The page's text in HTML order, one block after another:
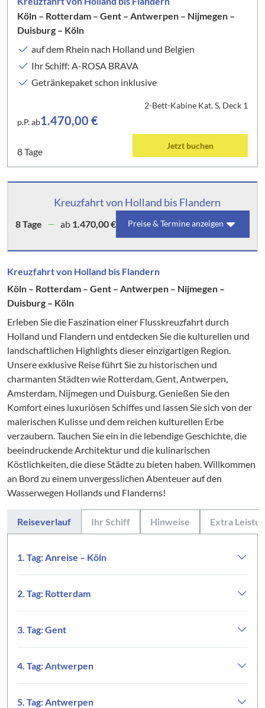
Köln – Rotterdam – Gent – Antwerpen – Nijmegen –
Duisburg – Köln
auf dem Rhein nach Holland und Belgien
Ihr Schiff: A-ROSA BRAVA
Getränkepaket schon inklusive
2-Bett-Kabine Kat. S, Deck 1
p.P. ab1.470,00 €
8 Tage
Jetzt buchen
Kreuzfahrt von Holland bis Flandern
8 Tage ab 1.470,00 € Preise & Termine anzeigen
Kreuzfahrt von Holland bis Flandern
Köln – Rotterdam – Gent – Antwerpen – Nijmegen –
Duisburg – Köln
Erleben Sie die Faszination einer Flusskreuzfahrt durch
Holland und Flandern und entdecken Sie die kulturellen und
landschaftlichen Highlights dieser einzigartigen Region.
Unsere exklusive Reise führt Sie zu historischen und
charmanten Städten wie Rotterdam, Gent, Antwerpen,
Amsterdam, Nijmegen und Duisburg. Genießen Sie den
Komfort eines luxuriösen Schiffes und lassen Sie sich von der
malerischen Kulisse und dem reichen kulturellen Erbe
verzaubern. Tauchen Sie ein in die lebendige Geschichte, die
beeindruckende Architektur und die kulinarischen
Köstlichkeiten, die diese Städte zu bieten haben. Willkommen
an Bord zu einem unvergesslichen Abenteuer auf den
Wasserwegen Hollands und Flanderns!
Reiseverlauf Ihr Schiff Hinweise Extra
1. Tag: Anreise – Köln
2. Tag: Rotterdam
3. Tag: Gent
4. Tag: Antwerpen
5. Tag: Antwerpen